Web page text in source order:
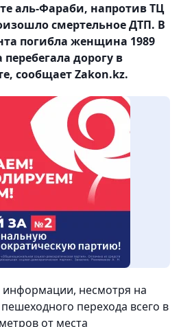
аль-Фараби, напротив ТЦ
смертельное ДТП. В
погибла женщина 1989
дорогу в
сообщает Zakon.kz.
несмотря на
перехода всего в
от места